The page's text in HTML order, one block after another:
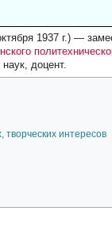
1937 г.) —
доцент.
интересов